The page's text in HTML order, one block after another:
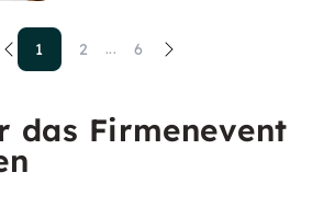
1 2 ... 6
das Firmenevent